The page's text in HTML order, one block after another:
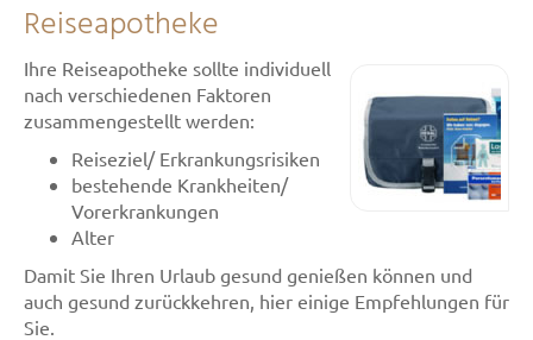
Reiseapotheke
Ihre Reiseapotheke sollte individuell
nach verschiedenen Faktoren
zusammengestellt werden:
Reiseziel/ Erkrankungsrisiken
bestehende Krankheiten/
Vorerkrankungen
Alter
Damit Sie Ihren Urlaub gesund genießen können und
auch gesund zurückkehren, hier einige Empfehlungen für
Sie.